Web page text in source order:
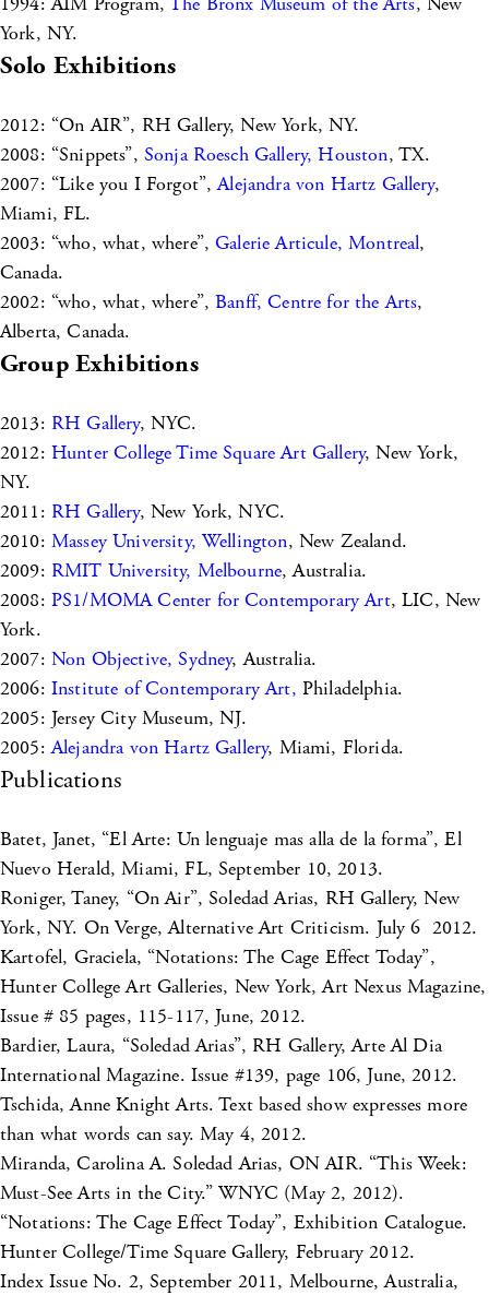
York, NY.
Solo Exhibitions
2012: “On AIR”, RH Gallery, New York, NY.
2008: “Snippets”, Sonja Roesch Gallery, Houston, TX.
2007: “Like you I Forgot”,Alejandra von Hartz Gallery,
Miami, FL.
2003: “who, what, where”,Galerie Articule, Montreal,
Canada.
2002: “who, what, where”,Banff, Centre for the Arts,
Alberta, Canada.
Group Exhibitions
2013: RH Gallery, NYC.
2012: Hunter College Time Square Art Gallery, New York,
NY.
2011: RH Gallery, New York, NYC.
2010: Massey University, Wellington, New Zealand.
2009: RMIT University, Melbourne, Australia.
2008: PS1/MOMA Center for Contemporary Art, LIC, New
York.
2007: Non Objective, Sydney, Australia.
2006: Institute of Contemporary Art, Philadelphia.
2005: Jersey City Museum, NJ.
2005:Alejandra von Hartz Gallery, Miami, Florida.
Publications
Batet, Janet, “El Arte: Un lenguaje mas alla de la forma”, El
Nuevo Herald, Miami, FL, September 10, 2013.
Roniger, Taney, “On Air”, Soledad Arias, RH Gallery, New
York, NY. On Verge, Alternative Art Criticism. July 6 2012.
Kartofel, Graciela, “Notations: The Cage Effect Today”,
Hunter College Art Galleries, New York, Art Nexus Magazine,
Issue # 85 pages, 115-117, June, 2012.
Bardier, Laura, “Soledad Arias”, RH Gallery, Arte Al Dia
International Magazine. Issue #139, page 106, June, 2012.
Tschida, Anne Knight Arts. Text based show expresses more
than what words can say. May 4, 2012.
Miranda, Carolina A. Soledad Arias, ON AIR. “This Week:
Must-See Arts in the City.” WNYC (May 2, 2012).
“Notations: The Cage Effect Today”, Exhibition Catalogue.
Hunter College/Time Square Gallery, February 2012.
Index Issue No. 2, September 2011, Melbourne, Australia,